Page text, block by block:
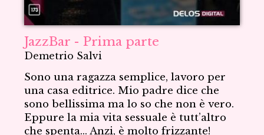
JazzBar - Prima parte
Demetrio Salvi
Sono una ragazza semplice, lavoro per
una casa editrice. Mio padre dice che
sono bellissima ma lo so che non è vero.
Eppure la mia vita sessuale è tutt’altro
che spenta… Anzi, è molto frizzante!